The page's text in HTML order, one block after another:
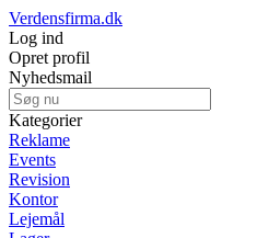
Verdensfirma.dk
Log ind
Opret profil
Nyhedsmail
Kategorier
Reklame
Events
Revision
Kontor
Lejemål